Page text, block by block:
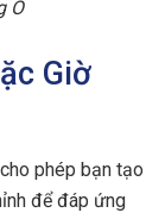
Ô
Giờ
phép bạn tạo
để đáp ứng